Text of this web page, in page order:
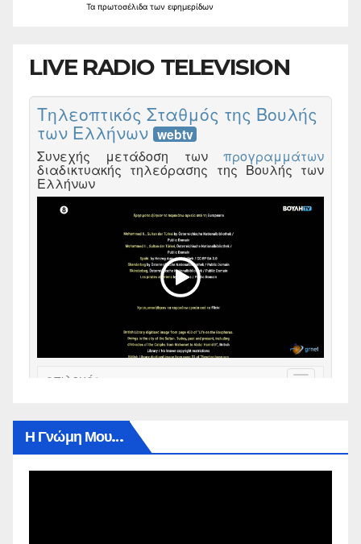
Τα πρωτοσέλιδα των εφημερίδων
LIVE RADIO TELEVISION
Η Γνώμη Μου…